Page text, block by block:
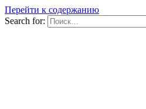
Перейти к содержанию
Search for: